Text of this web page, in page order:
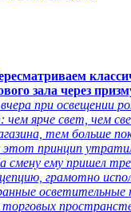
зала через
при освещении
чем ярче свет, чем
тем больше
этот принцип
смену ему пришел
грамотно